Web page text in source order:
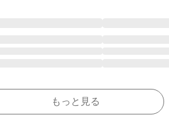
もっと見る